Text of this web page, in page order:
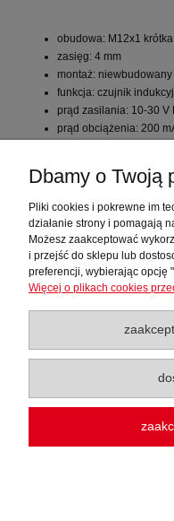
obudowa: M12x1
zasięg: 4 mm
montaż: niewbudowany
funkcja: czujnik
prąd zasilania: 10-30 V
prąd obciążenia: 200
sposób podłączenia:
Sklep
Dbamy o Twoją
Pliki cookies i pokrewne im
działanie strony i pomagają
Możesz zaakceptować
i przejść do sklepu lub
preferencji, wybierając opcję
Więcej o plikach cookies